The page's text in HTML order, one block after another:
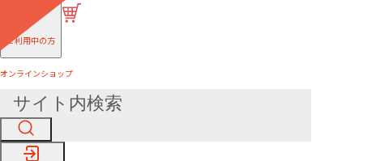
ご利用中の方
オンラインショップ